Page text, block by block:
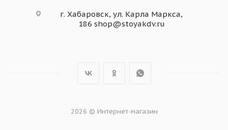
г. Хабаровск, ул. Карла Маркса,
186 shop@stoyakdv.ru
2026 © Интернет-магазин